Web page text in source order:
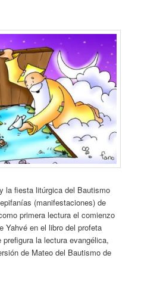
la fiesta litúrgica del Bautismo
(manifestaciones) de
primera lectura el comienzo
Yahvé en el libro del profeta
la lectura evangélica,
de Mateo del Bautismo de